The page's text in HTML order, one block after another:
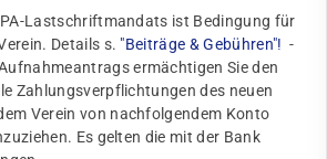
Lastschriftmandats ist Bedingung für
Details s. "Beiträge & Gebühren"! -
ermächtigen Sie den
Zahlungsverpflichtungen des neuen
Verein von nachfolgendem Konto
Es gelten die mit der Bank